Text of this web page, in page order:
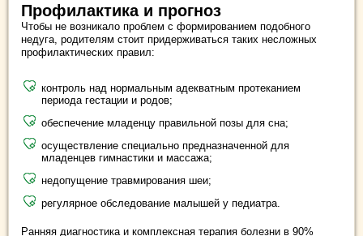
Профилактика и прогноз
Чтобы не возникало проблем с формированием подобного
недуга, родителям стоит придерживаться таких несложных
профилактических правил:
контроль над нормальным адекватным протеканием
периода гестации и родов;
обеспечение младенцу правильной позы для сна;
осуществление специально предназначенной для
младенцев гимнастики и массажа;
недопущение травмирования шеи;
регулярное обследование малышей у педиатра.
Ранняя диагностика и комплексная терапия болезни в 90%